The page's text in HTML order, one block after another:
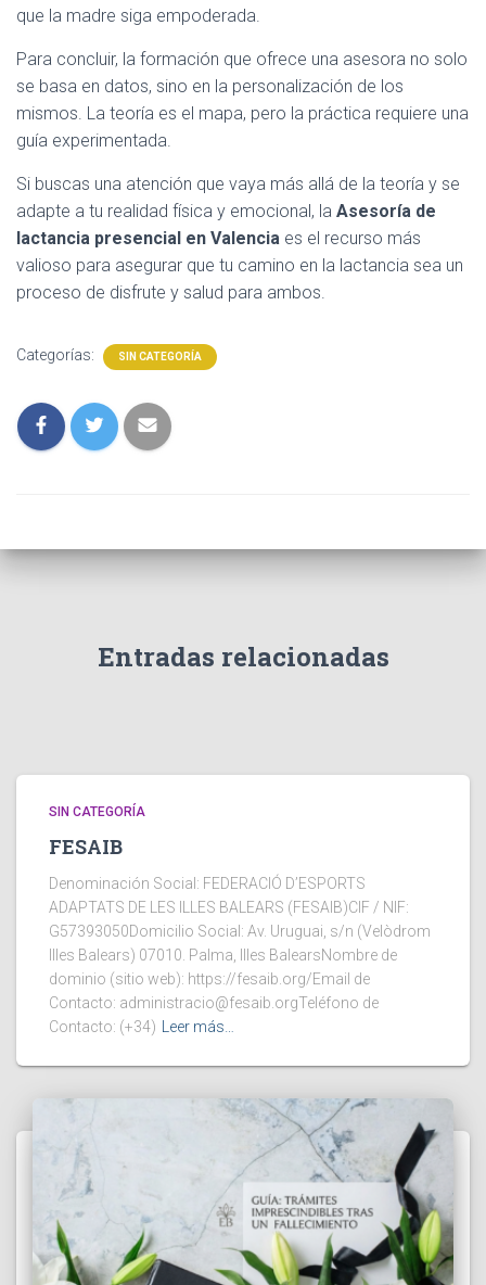
que la madre siga empoderada.
Para concluir, la formación que ofrece una asesora no solo
se basa en datos, sino en la personalización de los
mismos. La teoría es el mapa, pero la práctica requiere una
guía experimentada.
Si buscas una atención que vaya más allá de la teoría y se
adapte a tu realidad física y emocional, la Asesoría de
lactancia presencial en Valencia es el recurso más
valioso para asegurar que tu camino en la lactancia sea un
proceso de disfrute y salud para ambos.
Categorías: SIN CATEGORÍA
Entradas relacionadas
SIN CATEGORÍA
FESAIB
Denominación Social: FEDERACIÓ D’ESPORTS
ADAPTATS DE LES ILLES BALEARS (FESAIB)CIF / NIF:
G57393050Domicilio Social: Av. Uruguai, s/n (Velòdrom
Illes Balears) 07010. Palma, Illes BalearsNombre de
dominio (sitio web): https://fesaib.org/Email de
Contacto: administracio@fesaib.orgTeléfono de
Contacto: (+34)
Leer más…